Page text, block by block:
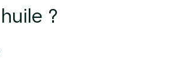
huile ?